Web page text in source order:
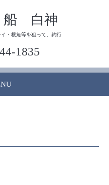
船 白神
・根魚等を狙って、釣行
1835